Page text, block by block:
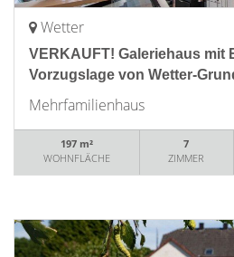
Wetter
VERKAUFT! Galeriehaus mit
Vorzugslage von Wetter-
Mehrfamilienhaus
197 m²
WOHNFLÄCHE
7
ZIMMER